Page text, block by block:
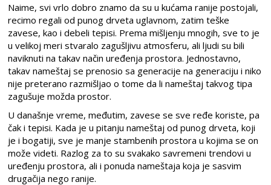
Naime, svi vrlo dobro znamo da su u kućama ranije postojali,
recimo regali od punog drveta uglavnom, zatim teške
zavese, kao i debeli tepisi. Prema mišljenju mnogih, sve to je
u velikoj meri stvaralo zagušljivu atmosferu, ali ljudi su bili
naviknuti na takav način uređenja prostora. Jednostavno,
takav nameštaj se prenosio sa generacije na generaciju i niko
nije preterano razmišljao o tome da li nameštaj takvog tipa
zagušuje možda prostor.
U današnje vreme, međutim, zavese se sve ređe koriste, pa
čak i tepisi. Kada je u pitanju nameštaj od punog drveta, koji
je i bogatiji, sve je manje stambenih prostora u kojima se on
može videti. Razlog za to su svakako savremeni trendovi u
uređenju prostora, ali i ponuda nameštaja koja je sasvim
drugačija nego ranije.